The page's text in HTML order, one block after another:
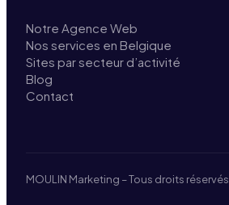
Notre Agence Web
Nos services en Belgique
Sites par secteur d’activité
Blog
Contact
MOULIN Marketing – Tous droits réservés